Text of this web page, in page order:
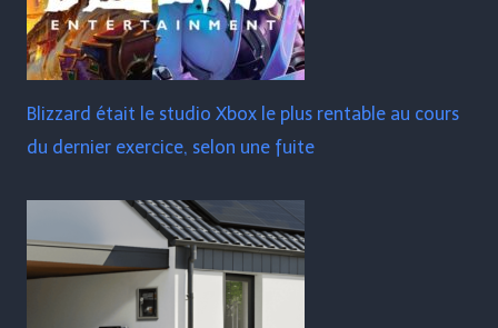
Blizzard était le studio Xbox le plus rentable au cours
du dernier exercice, selon une fuite